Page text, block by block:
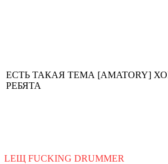
ЕСТЬ ТАКАЯ ТЕМА [AMATORY]
РЕБЯТА
LEЩ FUCKING DRUMMER